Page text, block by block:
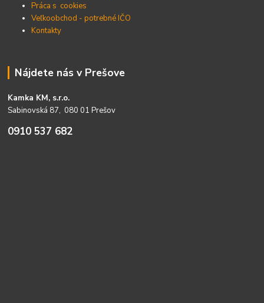
Práca s cookies
Veľkoobchod - potrebné IČO
Kontakty
Nájdete nás v Prešove
Kamka KM, s.r.o.
Sabinovská 87, 080 01 Prešov
0910 537 682